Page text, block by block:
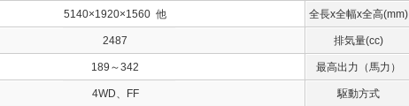
5140×1920×1560 他 全長x全幅x全高(mm)
2487 排気量(cc)
189～342 最高出力（馬力）
4WD、FF 駆動方式